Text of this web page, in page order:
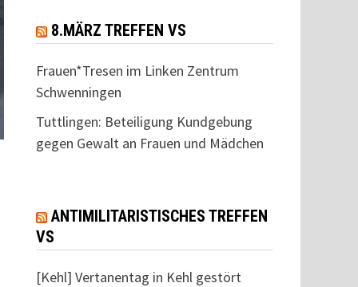
8.MÄRZ TREFFEN VS
Frauen*Tresen im Linken Zentrum
Schwenningen
Tuttlingen: Beteiligung Kundgebung
gegen Gewalt an Frauen und Mädchen
ANTIMILITARISTISCHES TREFFEN
VS
[Kehl] Vertanentag in Kehl gestört